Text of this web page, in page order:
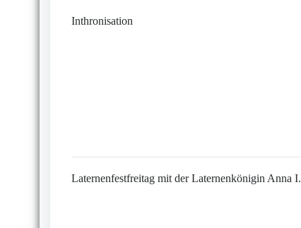
Inthronisation
Laternenfestfreitag mit der Laternenkönigin Anna I.